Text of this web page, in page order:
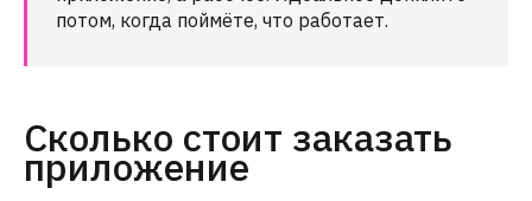
потом, когда поймёте, что работает.
Сколько стоит заказать
приложение